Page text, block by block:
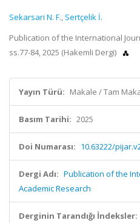
Sekarsari N. F., Sertçelik İ.
Publication of the International
ss.77-84, 2025 (Hakemli Dergi)
Yayın Türü: Makale / Tam
Basım Tarihi: 2025
Doi Numarası: 10.63222/
Dergi Adı: Publication of the
Academic Research
Derginin Tarandığı İndeksler: